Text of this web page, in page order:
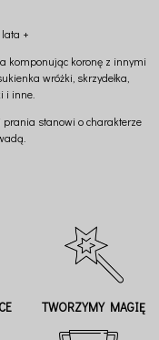
+
komponując koronę z innymi
wróżki, skrzydełka,
i inne.
stanowi o charakterze
TWORZYMY MAGIĘ